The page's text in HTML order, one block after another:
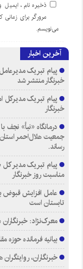
ذخیره نام،
مرورگر برای زمانی
می‌نویسم.
آخرین اخبار
پیام تبریک
خبرنگار منتشر شد
پیام تبریک مدیرکل
خبرنگار
جمعیت هلال‌احمر استان
رساند.
پیام تبریک مدیر
مناسبت روز خبرنگار
عامل افزایش قبوض
تابستان است
معرک‌نژاد:
بیانیه فرمانده
خبرنگاران،